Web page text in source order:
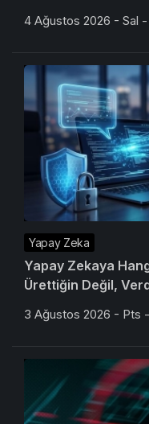
4 Ağustos 2026 - Sal -
Yapay Zeka
Yapay Zekaya
Ürettiğin Değil,
3 Ağustos 2026 - Pts